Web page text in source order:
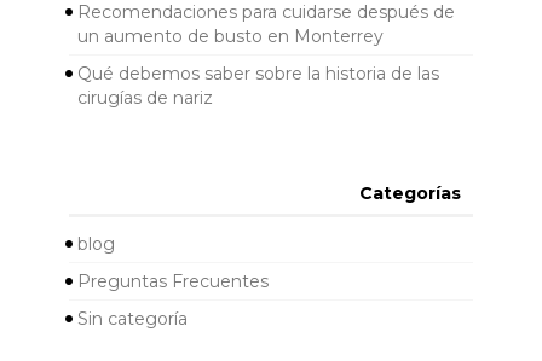
Recomendaciones para cuidarse después de
un aumento de busto en Monterrey
Qué debemos saber sobre la historia de las
cirugías de nariz
Categorías
blog
Preguntas Frecuentes
Sin categoría